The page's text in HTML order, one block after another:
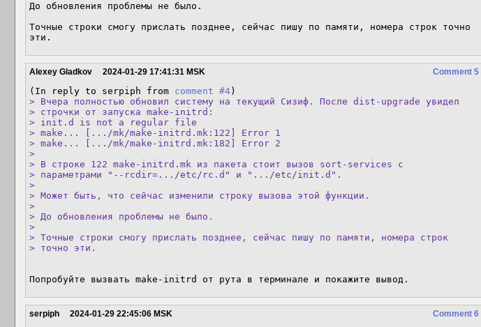
До обновления проблемы не было.
Точные строки смогу прислать позднее, сейчас пишу по памяти, номера строк точно
эти.
Comment 5
Alexey Gladkov 2024-01-29 17:41:31 MSK
(In reply to serpiph from comment #4
> Вчера полностью обновил систему на текущий Сизиф. После dist-upgrade увидел
> строчки от запуска make-initrd:
> init.d is not a regular file
> make... [.../mk/make-initrd.mk:122] Error 1
> make... [.../mk/make-initrd.mk:182] Error 2
>
> В строке 122 make-initrd.mk из пакета стоит вызов sort-services с
> параметрами "--rcdir=.../etc/rc.d" и ".../etc/init.d".
>
> Может быть, что сейчас изменили строку вызова этой функции.
>
> До обновления проблемы не было.
>
> Точные строки смогу прислать позднее, сейчас пишу по памяти, номера строк
> точно эти.
Попробуйте вызвать make-initrd от рута в терминале и покажите вывод.
Comment 6
serpiph 2024-01-29 22:45:06 MSK